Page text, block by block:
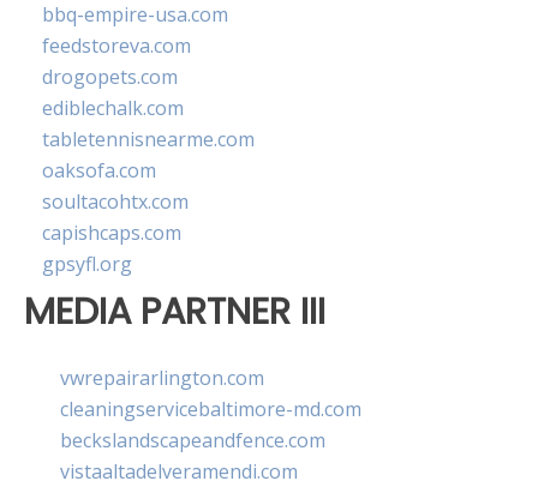
bbq-empire-usa.com
feedstoreva.com
drogopets.com
ediblechalk.com
tabletennisnearme.com
oaksofa.com
soultacohtx.com
capishcaps.com
gpsyfl.org
MEDIA PARTNER III
vwrepairarlington.com
cleaningservicebaltimore-md.com
beckslandscapeandfence.com
vistaaltadelveramendi.com